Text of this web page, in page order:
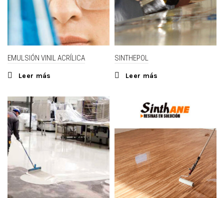
EMULSIÓN VINIL ACRÍLICA
Leer más
SINTHEPOL
Leer más